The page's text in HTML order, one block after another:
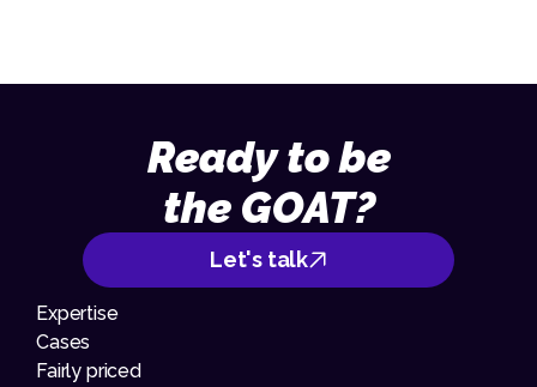
Ready to be
the GOAT?
Let's talk
Expertise
Cases
Fairly priced